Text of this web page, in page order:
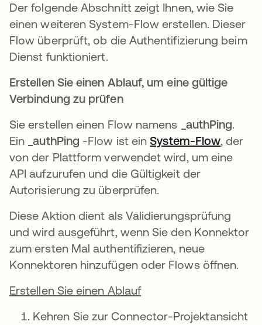
Der folgende Abschnitt zeigt Ihnen, wie Sie
einen weiteren System-Flow erstellen. Dieser
Flow überprüft, ob die Authentifizierung beim
Dienst funktioniert.
Erstellen Sie einen Ablauf, um eine gültige
Verbindung zu prüfen
Sie erstellen einen Flow namens
_authPing.
Ein
_authPing -Flow ist einSystem-Flowwird in
, der
von der Plattform verwendet wird, um eine
API aufzurufen und die Gültigkeit der
Autorisierung zu überprüfen.
Diese Aktion dient als Validierungsprüfung
und wird ausgeführt, wenn Sie den Konnektor
zum ersten Mal authentifizieren, neue
Konnektoren hinzufügen oder Flows öffnen.
Erstellen Sie einen Ablauf
Kehren Sie zur Connector-Projektansicht